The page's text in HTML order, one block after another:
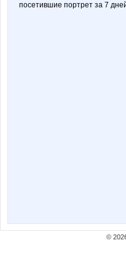
посетившие портрет за 7
©